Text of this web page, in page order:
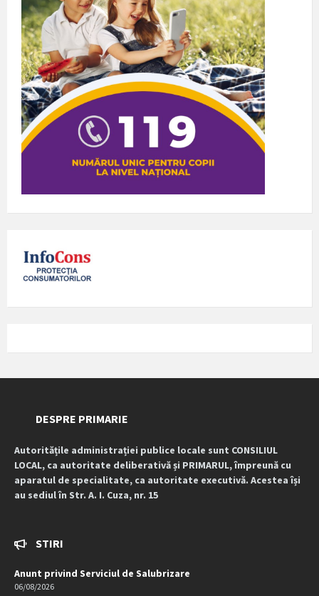
DESPRE PRIMARIE
Autoritățile administrației publice locale sunt CONSILIUL
LOCAL, ca autoritate deliberativă și PRIMARUL, împreună cu
aparatul de specialitate, ca autoritate executivă. Acestea își
au sediul în Str. A. I. Cuza, nr. 15
STIRI
Anunt privind Serviciul de Salubrizare
06/08/2026